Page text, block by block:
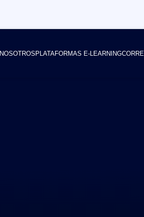
NOSOTROSPLATAFORMAS E-LEARNING